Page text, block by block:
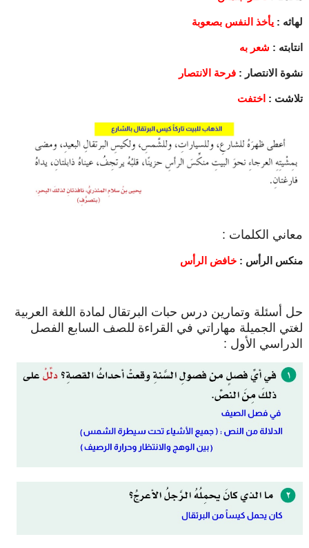
لهاثه : يأخذ النفس بصعوبة
انتابته : شعر به
نشوة الانتصار : فرحة الانتصار
تلاشت : اختفت
معاني الكلمات :
منكس الرأس : خافض الرأس
حل أسئلة وتمارين درس حبات البرتقال لمادة اللغة العربية
لغتي الجميلة مهاراتي في القراءة للصف السابع الفصل
الدراسي الأول :